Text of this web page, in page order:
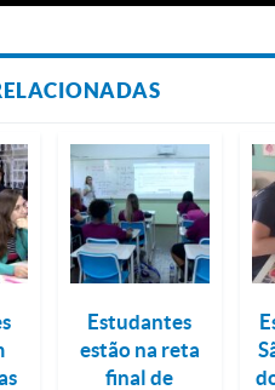
Estudantes
estão na reta
final de